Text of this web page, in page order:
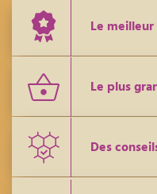
Le
Le plus
Des